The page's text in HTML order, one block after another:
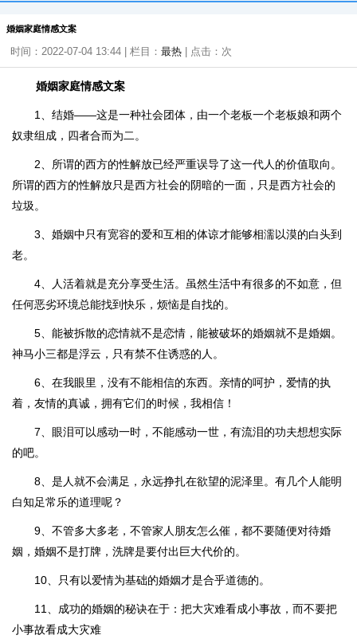
婚姻家庭情感文案
时间：2022-07-04 13:44 | 栏目： 最热 | 点击： 次
婚姻家庭情感文案
1、结婚——这是一种社会团体，由一个老板一个老板娘和两个
奴隶组成，四者合而为二。
2、所谓的西方的性解放已经严重误导了这一代人的价值取向。
所谓的西方的性解放只是西方社会的阴暗的一面，只是西方社会的
垃圾。
3、婚姻中只有宽容的爱和互相的体谅才能够相濡以漠的白头到
老。
4、人活着就是充分享受生活。虽然生活中有很多的不如意，但
任何恶劣环境总能找到快乐，烦恼是自找的。
5、能被拆散的恋情就不是恋情，能被破坏的婚姻就不是婚姻。
神马小三都是浮云，只有禁不住诱惑的人。
6、在我眼里，没有不能相信的东西。亲情的呵护，爱情的执
着，友情的真诚，拥有它们的时候，我相信！
7、眼泪可以感动一时，不能感动一世，有流泪的功夫想想实际
的吧。
8、是人就不会满足，永远挣扎在欲望的泥泽里。有几个人能明
白知足常乐的道理呢？
9、不管多大多老，不管家人朋友怎么催，都不要随便对待婚
姻，婚姻不是打牌，洗牌是要付出巨大代价的。
10、只有以爱情为基础的婚姻才是合乎道德的。
11、成功的婚姻的秘诀在于：把大灾难看成小事故，而不要把
小事故看成大灾难